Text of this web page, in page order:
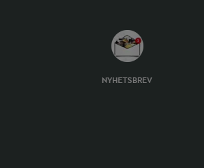
NYHETSBREV